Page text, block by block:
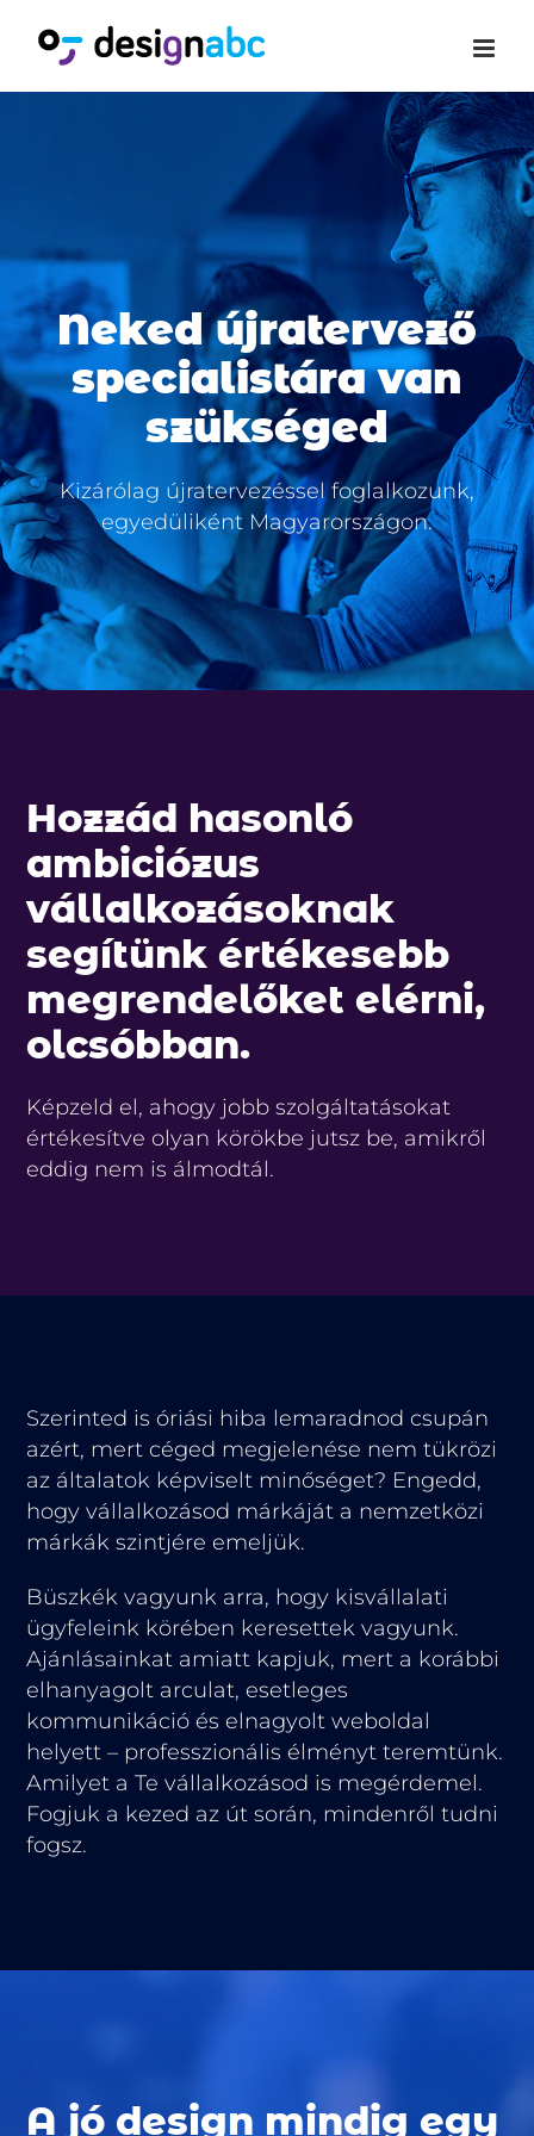
Neked újratervező
specialistára van
szükséged
Kizárólag újratervezéssel foglalkozunk,
egyedüliként Magyarországon.
Hozzád hasonló
ambiciózus
vállalkozásoknak
segítünk értékesebb
megrendelőket elérni,
olcsóbban.
Képzeld el, ahogy jobb szolgáltatásokat
értékesítve olyan körökbe jutsz be, amikről
eddig nem is álmodtál.
Szerinted is óriási hiba lemaradnod csupán
azért, mert céged megjelenése nem tükrözi
az általatok képviselt minőséget? Engedd,
hogy vállalkozásod márkáját a nemzetközi
márkák szintjére emeljük.
Büszkék vagyunk arra, hogy kisvállalati
ügyfeleink körében keresettek vagyunk.
Ajánlásainkat amiatt kapjuk, mert a korábbi
elhanyagolt arculat, esetleges
kommunikáció és elnagyolt weboldal
helyett – professzionális élményt teremtünk.
Amilyet a Te vállalkozásod is megérdemel.
Fogjuk a kezed az út során, mindenről tudni
fogsz.
A jó design mindig egy